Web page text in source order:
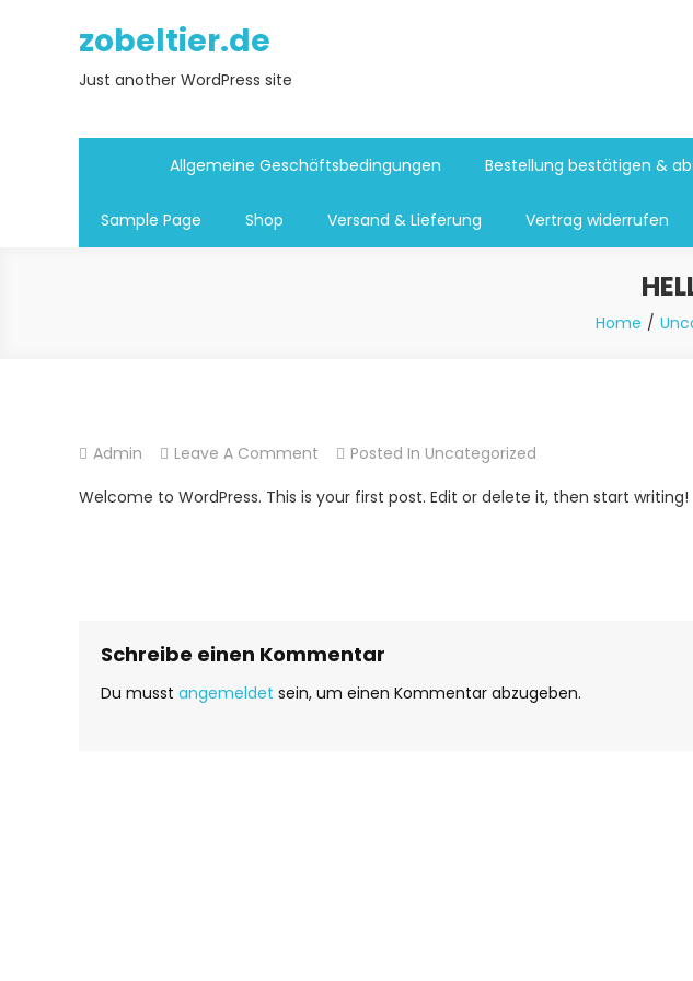
zobeltier.de
Just another WordPress site
Allgemeine Geschäftsbedingungen Bestellung bestätigen &
Sample Page Shop Versand & Lieferung Vertrag widerrufen
Home
Admin Leave A Comment On
World!
Posted In Uncategorized
Welcome to WordPress. This is your first post. Edit or delete it, then start writing!
Schreibe einen Kommentar
Du musst angemeldet sein, um einen Kommentar abzugeben.